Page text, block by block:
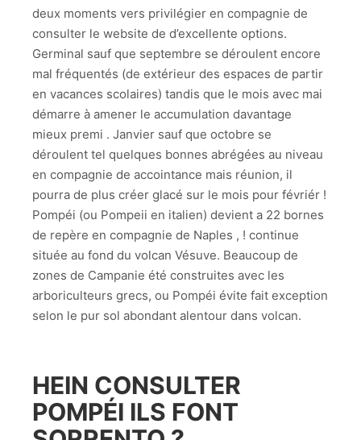
deux moments vers privilégier en compagnie de
consulter le website de d’excellente options.
Germinal sauf que septembre se déroulent encore
mal fréquentés (de extérieur des espaces de partir
en vacances scolaires) tandis que le mois avec mai
démarre à amener le accumulation davantage
mieux premi . Janvier sauf que octobre se
déroulent tel quelques bonnes abrégées au niveau
en compagnie de accointance mais réunion, il
pourra de plus créer glacé sur le mois pour févriér !
Pompéi (ou Pompeii en italien) devient a 22 bornes
de repère en compagnie de Naples , ! continue
située au fond du volcan Vésuve. Beaucoup de
zones de Campanie été construites avec les
arboriculteurs grecs, ou Pompéi évite fait exception
selon le pur sol abondant alentour dans volcan.
HEIN CONSULTER
POMPÉI ILS FONT